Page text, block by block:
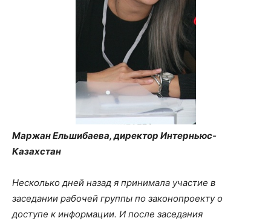
Маржан Ельшибаева, директор Интерньюс-
Казахстан
Несколько дней назад я принимала участие в
заседании рабочей группы по законопроекту о
доступе к информации. И после заседания